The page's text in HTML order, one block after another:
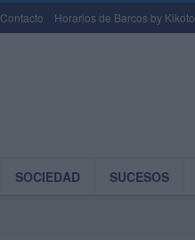
Contacto Horarios de Barcos by Kikoto
SOCIEDAD SUCESOS